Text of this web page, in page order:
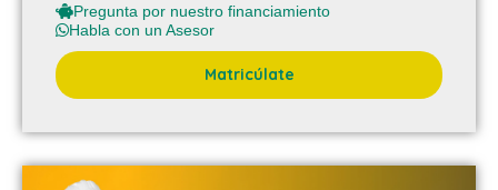
Pregunta por nuestro financiamiento
Habla con un Asesor
Matricúlate